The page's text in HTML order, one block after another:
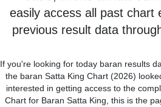
easily access all past chart
previous result data
If you're looking for today baran results
the baran Satta King Chart (2026)
interested in getting access to the
Chart for Baran Satta King, this is the